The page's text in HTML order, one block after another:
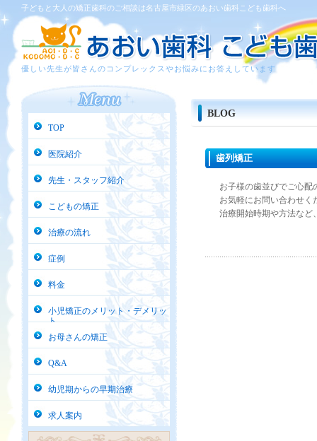
子どもと大人の矯正歯科のご相談は名古屋市緑区のあおい歯科こども歯科へ
優しい先生が皆さんのコンプレックスやお悩みにお答えしています
BLOG
歯列矯正
お子様の歯並びでご心配
お気軽にお問い合わせく
治療開始時期や方法など
TOP
医院紹介
先生・スタッフ紹介
こどもの矯正
治療の流れ
症例
料金
小児矯正のメリット・デメリッ
ト
お母さんの矯正
Q&A
幼児期からの早期治療
求人案内